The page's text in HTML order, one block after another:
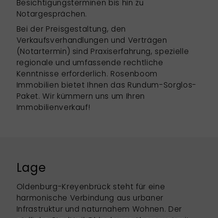
Besichtigungsterminen bis hin zu
Notargesprächen.
Bei der Preisgestaltung, den
Verkaufsverhandlungen und Verträgen
(Notartermin) sind Praxiserfahrung, spezielle
regionale und umfassende rechtliche
Kenntnisse erforderlich. Rosenboom
Immobilien bietet Ihnen das Rundum-Sorglos-
Paket. Wir kümmern uns um Ihren
Immobilienverkauf!
Lage
Oldenburg-Kreyenbrück steht für eine
harmonische Verbindung aus urbaner
Infrastruktur und naturnahem Wohnen. Der